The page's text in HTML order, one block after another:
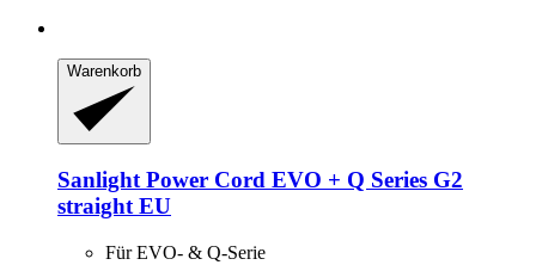
Warenkorb
Sanlight Power Cord EVO + Q Series G2
straight EU
Für EVO- & Q-Serie